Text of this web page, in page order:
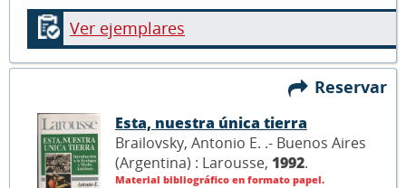
Ver ejemplares
Reservar
Esta, nuestra única tierra
Brailovsky, Antonio E. .- Buenos Aires
(Argentina) : Larousse, 1992.
Material bibliográfico en formato papel.